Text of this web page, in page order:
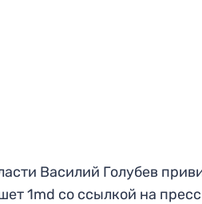
Василий Голубев
1md со ссылкой на